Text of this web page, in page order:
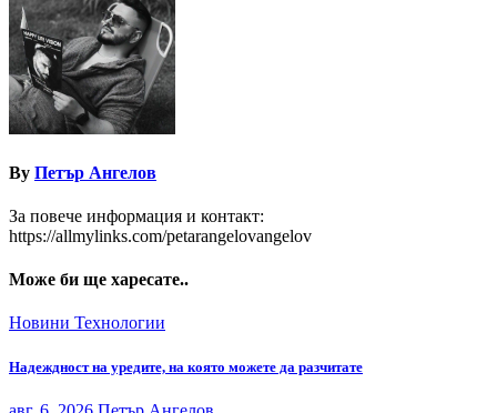
By Петър Ангелов
За повече информация и контакт:
https://allmylinks.com/petarangelovangelov
Може би ще харесате..
Новини Технологии
Надеждност на уредите, на която можете да разчитате